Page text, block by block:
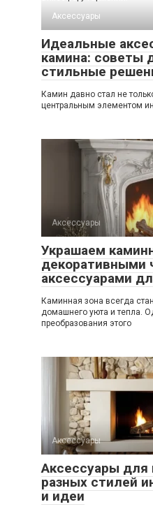
Аксессуары
Идеальные
камина: советы
стильные
Камин давно стал не
центральным элементом
Аксессуары
Украшаем
декоративными
аксессуарами
Каминная зона всегда
домашнего уюта и тепла.
преобразования этого
Аксессуары
Аксессуары для
разных стилей
и идеи